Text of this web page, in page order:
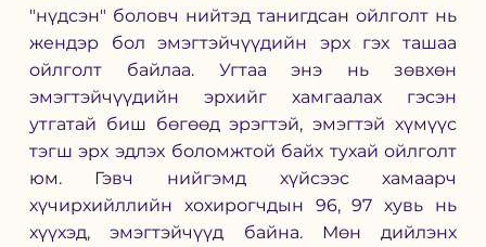
"нүдсэн" боловч нийтэд танигдсан ойлголт нь
жендэр бол эмэгтэйчүүдийн эрх гэх ташаа
ойлголт байлаа. Угтаа энэ нь зөвхөн
эмэгтэйчүүдийн эрхийг хамгаалах гэсэн
утгатай биш бөгөөд эрэгтэй, эмэгтэй хүмүүс
тэгш эрх эдлэх боломжтой байх тухай ойлголт
юм. Гэвч нийгэмд хүйсээс хамаарч
хүчирхийллийн хохирогчдын 96, 97 хувь нь
хүүхэд, эмэгтэйчүүд байна. Мөн дийлэнх